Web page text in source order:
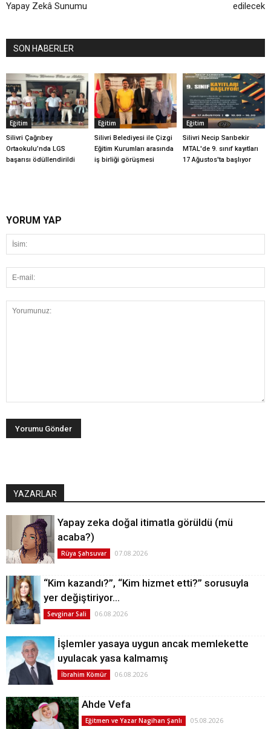
Yapay Zekâ Sunumu
edilecek
SON HABERLER
Eğitim
Silivri Çağrıbey
Ortaokulu’nda LGS
başarısı ödüllendirildi
Eğitim
Silivri Belediyesi ile Çizgi
Eğitim Kurumları arasında
iş birliği görüşmesi
Eğitim
Silivri Necip Sarıbekir
MTAL'de 9. sınıf kayıtları
17 Ağustos'ta başlıyor
YORUM YAP
YAZARLAR
Yapay zeka doğal itimatla görüldü (mü
acaba?)
Rüya Şahsuvar 07.08.2026
“Kim kazandı?”, “Kim hizmet etti?” sorusuyla
yer değiştiriyor…
Sevginar Sali 06.08.2026
İşlemler yasaya uygun ancak memlekette
uyulacak yasa kalmamış
İbrahim Kömür 06.08.2026
Ahde Vefa
Eğitmen ve Yazar Nagihan Şanlı 05.08.2026